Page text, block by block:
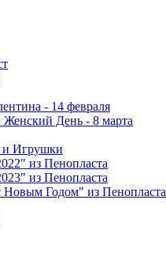
- 14 февраля
День - 8 марта
и Игрушки
из Пенопласта
из Пенопласта
Новым Годом" из Пенопласта